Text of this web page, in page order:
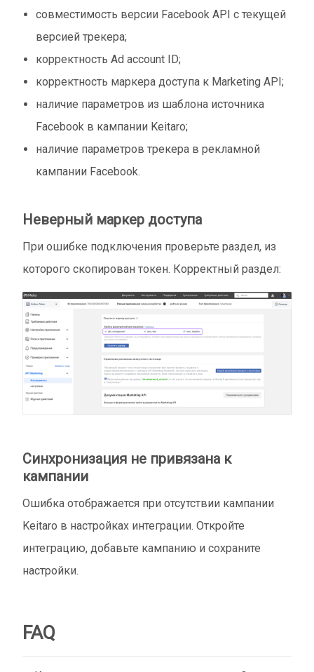
совместимость версии Facebook API с текущей
версией трекера;
корректность Ad account ID;
корректность маркера доступа к Marketing API;
наличие параметров из шаблона источника
Facebook в кампании Keitaro;
наличие параметров трекера в рекламной
кампании Facebook.
Неверный маркер доступа
При ошибке подключения проверьте раздел, из
которого скопирован токен. Корректный раздел:
Синхронизация не привязана к
кампании
Ошибка отображается при отсутствии кампании
Keitaro в настройках интеграции. Откройте
интеграцию, добавьте кампанию и сохраните
настройки.
FAQ